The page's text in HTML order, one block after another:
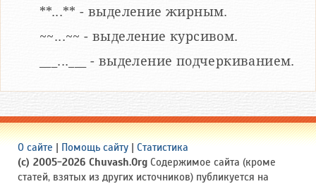
**...** - выделение жирным.
~~...~~ - выделение курсивом.
___...___ - выделение подчеркиванием.
О сайте | Помощь сайту | Статистика
(c) 2005-2026 Chuvash.Org Содержимое сайта (кроме
статей, взятых из других источников) публикуется на